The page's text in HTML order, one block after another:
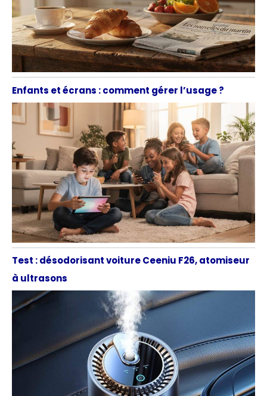
Enfants et écrans : comment gérer l’usage ?
Test : désodorisant voiture Ceeniu F26, atomiseur
à ultrasons